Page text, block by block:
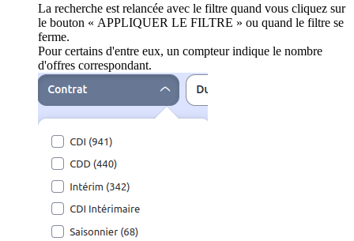
La recherche est relancée avec le filtre quand vous cliquez sur
le bouton « APPLIQUER LE FILTRE » ou quand le filtre se
ferme.
Pour certains d'entre eux, un compteur indique le nombre
d'offres correspondant.